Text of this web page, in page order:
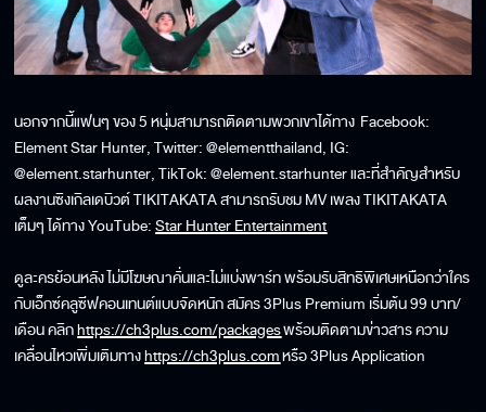
นอกจากนี้แฟนๆ ของ 5 หนุ่มสามารถติดตามพวกเขาได้ทาง Facebook:
Element Star Hunter, Twitter: @elementthailand, IG:
@element.starhunter, TikTok: @element.starhunter และที่สำคัญสำหรับ
ผลงานซิงเกิลเดบิวต์ TIKITAKATA สามารถรับชม MV เพลง TIKITAKATA
เต็มๆ ได้ทาง YouTube:Star Hunter Entertainment
ดูละครย้อนหลัง ไม่มีโฆษณาคั่นและไม่แบ่งพาร์ท พร้อมรับสิทธิพิเศษเหนือกว่าใคร
กับเอ็กซ์คลูซีฟคอนเทนต์แบบจัดหนัก สมัคร 3Plus Premium เริ่มต้น 99 บาท/
เดือน คลิกhttps://ch3plus.com/packagesพร้อมติดตามข่าวสาร ความ
เคลื่อนไหวเพิ่มเติมทางhttps://ch3plus.comหรือ 3Plus Application